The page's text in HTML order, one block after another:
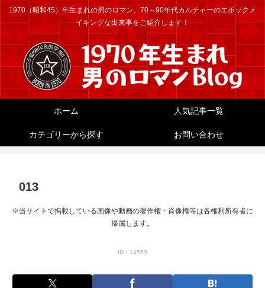
1970（昭和45）年生まれの男のロマン。70～90年代カルチャーのエポックメ
イキングな出来事をご紹介します！
ホーム 人気記事一覧
カテゴリーから探す お問い合わせ
013
※当サイトで掲載している画像や動画の著作権・肖像権等は各権利所有者に
帰属します。
ID：14550